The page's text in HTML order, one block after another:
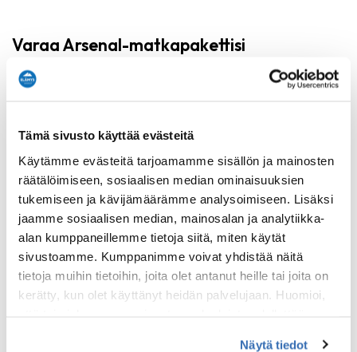
Tämä sivusto käyttää evästeitä
Käytämme evästeitä tarjoamamme sisällön ja mainosten
räätälöimiseen, sosiaalisen median ominaisuuksien
tukemiseen ja kävijämäärämme analysoimiseen. Lisäksi
jaamme sosiaalisen median, mainosalan ja analytiikka-
alan kumppaneillemme tietoja siitä, miten käytät
sivustoamme. Kumppanimme voivat yhdistää näitä
tietoja muihin tietoihin, joita olet antanut heille tai joita on
kerätty, kun olet käyttänyt heidän palvelujaan. Huomioi,
Näytä tiedot
Varaa Arsenal-matkapakettisi
Valitse pakettisi ja jatka varauksen tekemistä. Maksutavaksi voit
valita verkkomaksun tai maksaa myöhemmin laskulla.
maksunvälityspalvelun toteuttajana ja maksupalveluntarjoajana